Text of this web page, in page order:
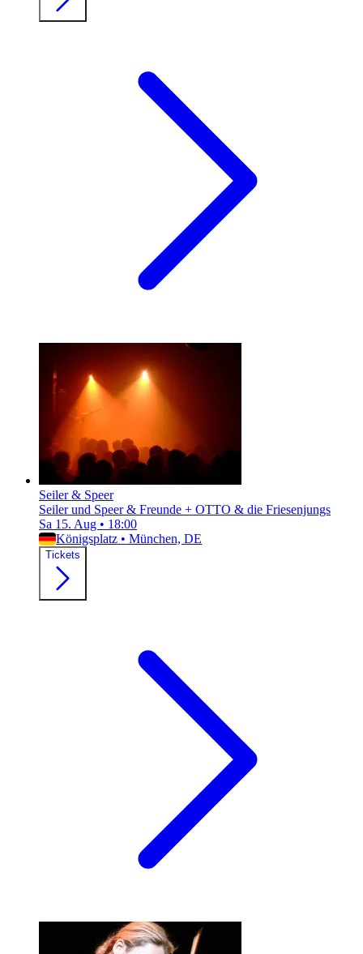
Seiler & Speer
Seiler und Speer & Freunde + OTTO & die Friesenjungs
Sa 15. Aug • 18:00
Königsplatz • München, DE
Tickets